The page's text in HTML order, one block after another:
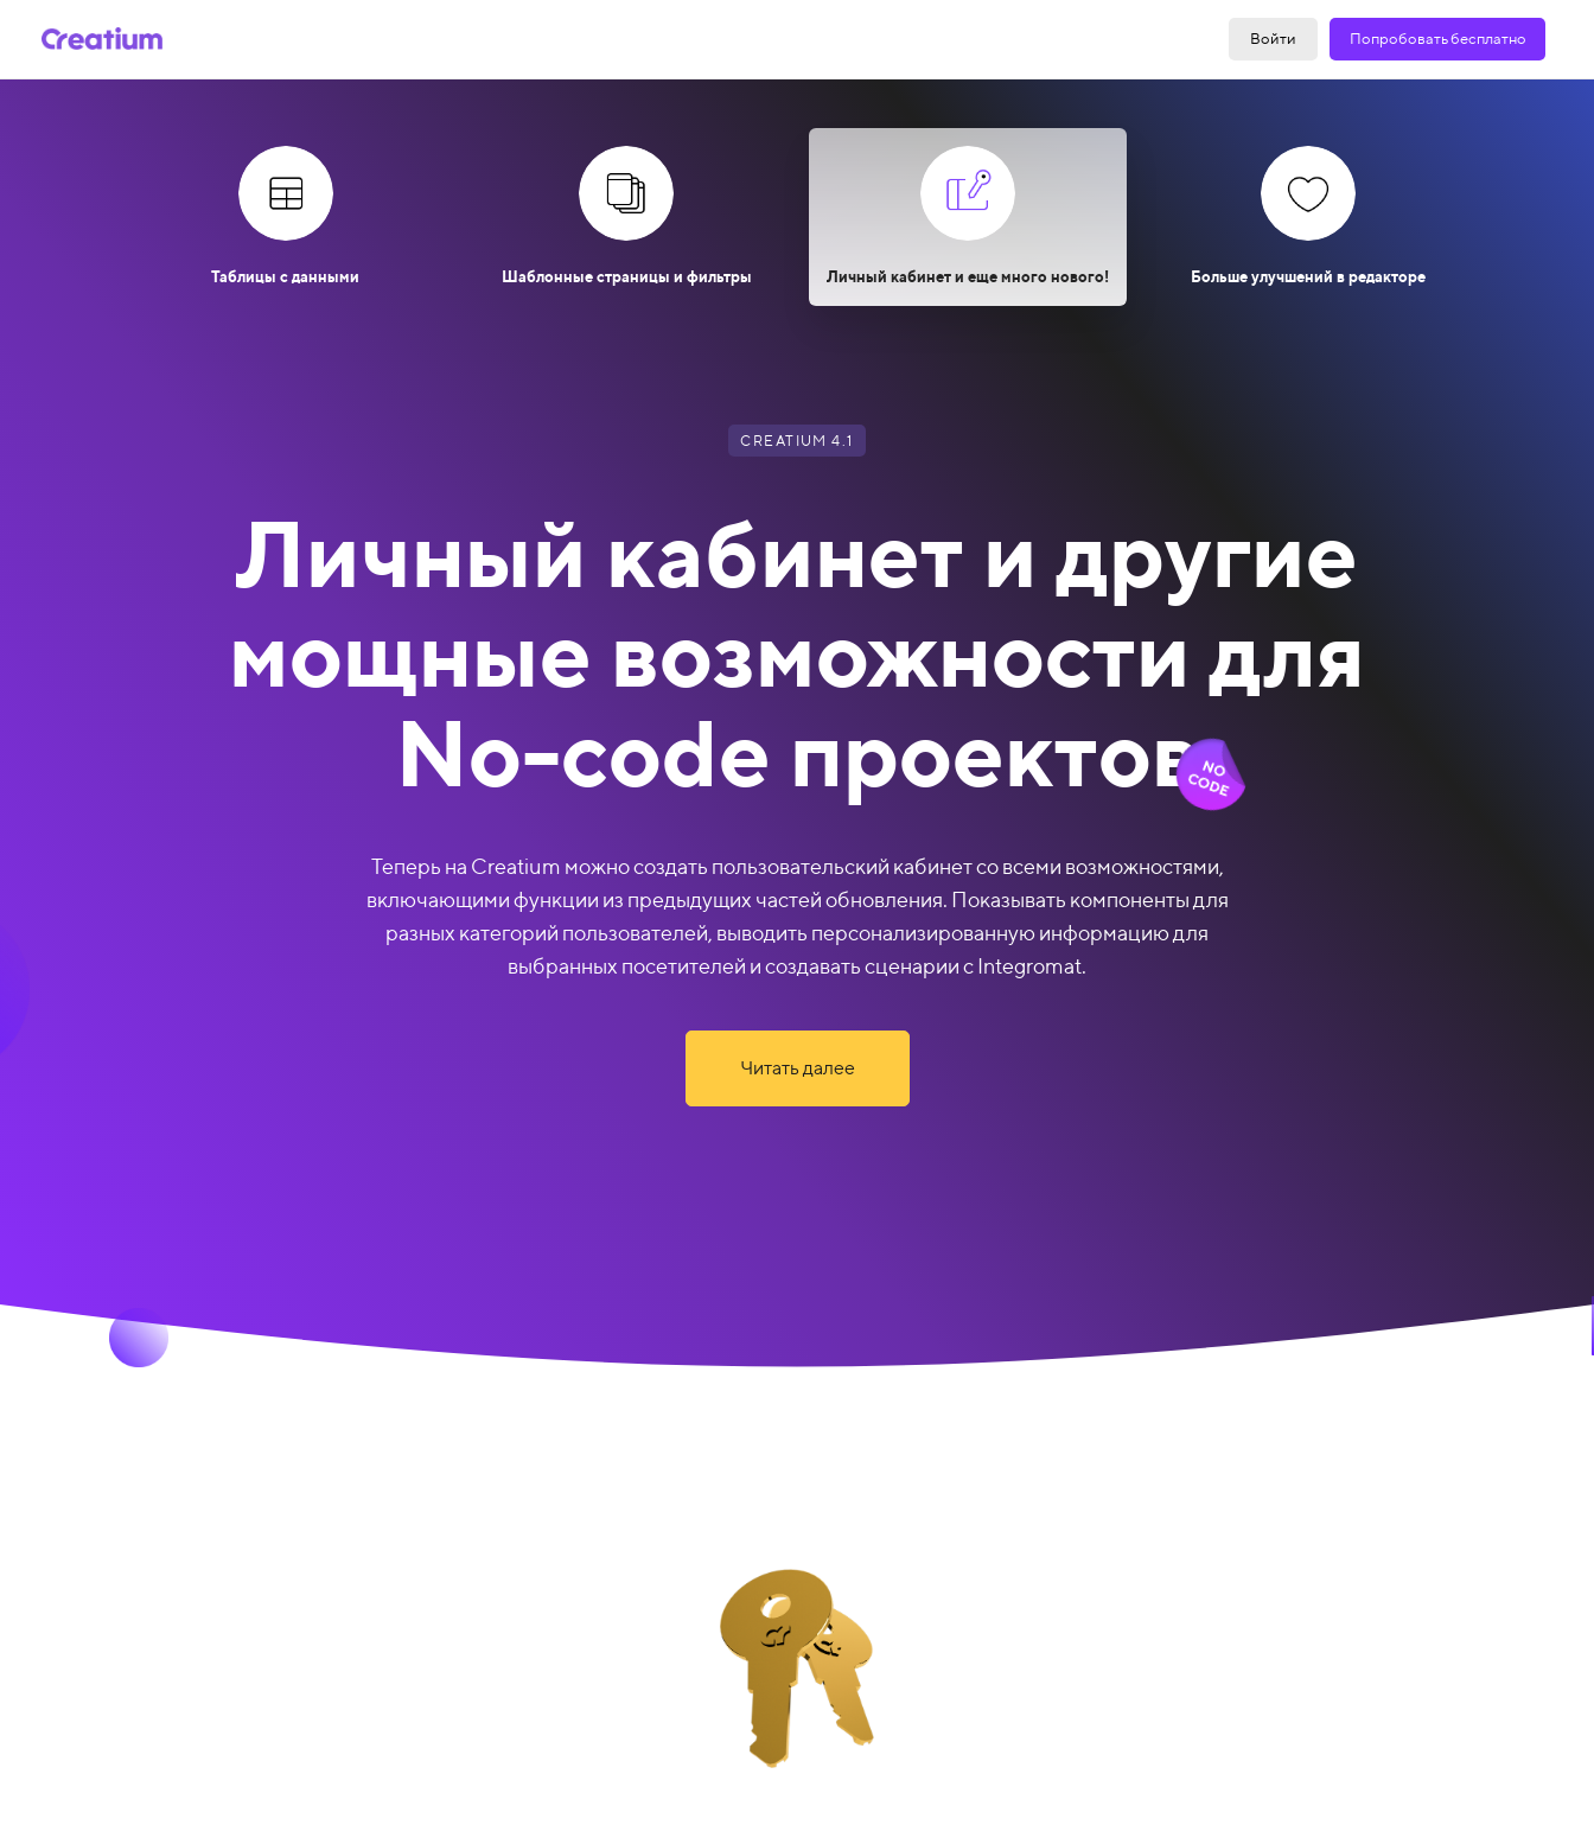
Войти Попробовать бесплатно
Таблицы с данными Шаблонные страницы и фильтры Личный кабинет и еще много нового! Больше улучшений в редакторе
CREATIUM 4.1
Личный кабинет и другие
мощные возможности для
No-code проектов
Теперь на Creatium можно создать пользовательский кабинет со всеми возможностями,
включающими функции из предыдущих частей обновления. Показывать компоненты для
разных категорий пользователей, выводить персонализированную информацию для
выбранных посетителей и создавать сценарии с Integromat.
Читать далее